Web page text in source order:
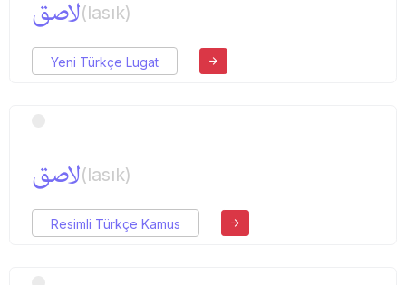
لاصق(lasık)
Yeni Türkçe Lugat
لاصق(lasık)
Resimli Türkçe Kamus